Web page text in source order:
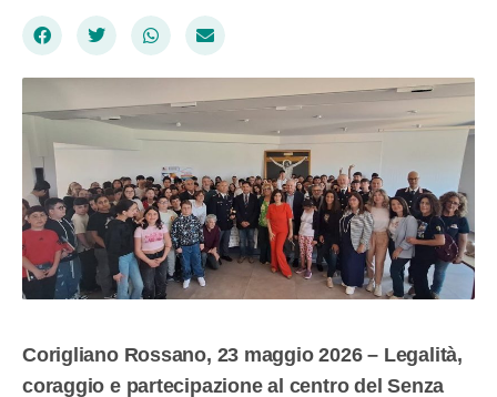
Corigliano Rossano, 23 maggio 2026 – Legalità,
coraggio e partecipazione al centro del Senza